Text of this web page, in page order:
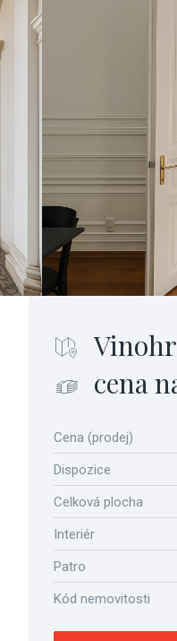
cena
Cena (prodej)
Dispozice
Celková plocha
Interiér
Patro
Kód nemovitosti